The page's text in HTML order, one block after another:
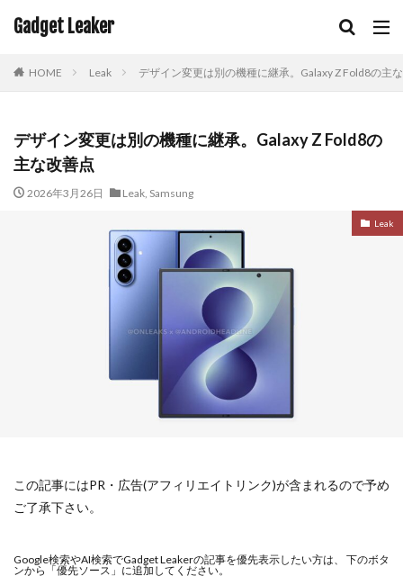
Gadget Leaker
HOME Leak デザイン変更は別の機種に継承。Galaxy Z Fold8の主
デザイン変更は別の機種に継承。Galaxy Z Fold8の
主な改善点
2026年3月26日 Leak, Samsung
Leak
この記事にはPR・広告(アフィリエイトリンク)が含まれるので予め
ご了承下さい。
Google検索やAI検索でGadget Leakerの記事を優先表示したい方は、 下のボタ
ンから「優先ソース」に追加してください。